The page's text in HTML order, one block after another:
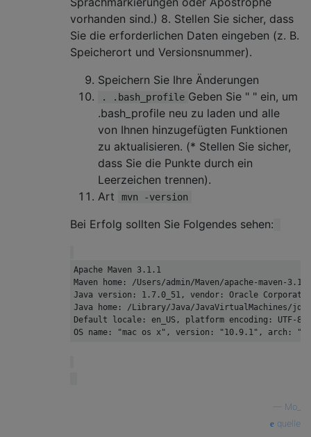
vorhanden sind.) 8. Stellen Sie sicher, dass
Sie die erforderlichen Daten eingeben (z. B.
Speicherort und Versionsnummer).
Speichern Sie Ihre Änderungen
. .bash_profile Geben Sie " " ein, um
.bash_profile neu zu laden und alle
von Ihnen hinzugefügten Funktionen
zu aktualisieren. (* Stellen Sie sicher,
dass Sie die Punkte durch ein
Leerzeichen trennen).
Art
mvn -version
Bei Erfolg sollten Sie Folgendes sehen:
Apache Maven 3.1.1
Maven home: /Users/admin/Maven/apache-maven-3.1.1
Java version: 1.7.0_51, vendor: Oracle
Java home: /Library/Java/JavaVirtualMachines/
Default locale: en_US, platform encoding: UTF-8
Mo_
quelle